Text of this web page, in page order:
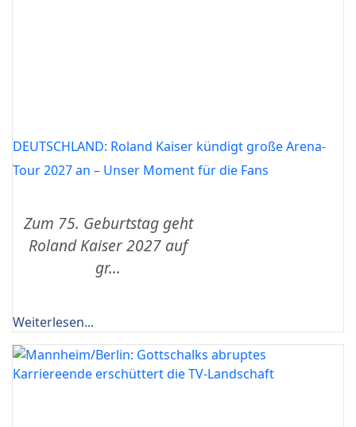
DEUTSCHLAND: Roland Kaiser kündigt große Arena-
Tour 2027 an – Unser Moment für die Fans
Zum 75. Geburtstag geht
Roland Kaiser 2027 auf
gr...
Weiterlesen...